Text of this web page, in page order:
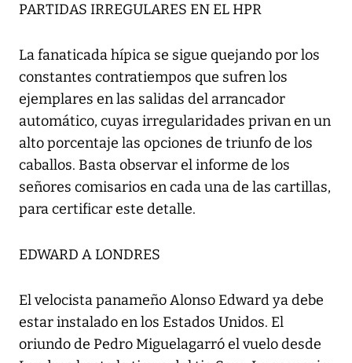
PARTIDAS IRREGULARES EN EL HPR
La fanaticada hípica se sigue quejando por los
constantes contratiempos que sufren los
ejemplares en las salidas del arrancador
automático, cuyas irregularidades privan en un
alto porcentaje las opciones de triunfo de los
caballos. Basta observar el informe de los
señores comisarios en cada una de las cartillas,
para certificar este detalle.
EDWARD A LONDRES
El velocista panameño Alonso Edward ya debe
estar instalado en los Estados Unidos. El
oriundo de Pedro Miguelagarró el vuelo desde